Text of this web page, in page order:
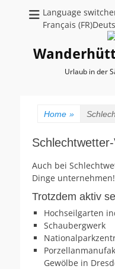
Language
Français
Urlaub in der
Home »
Auch bei
Dinge unternehmen!
Trotzdem aktiv
Hochseilgarten
Schaubergwerk
Gewölbe in